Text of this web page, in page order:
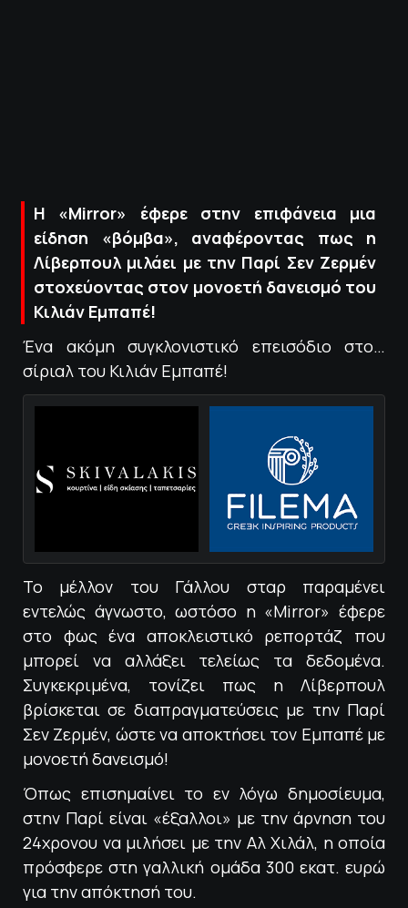
Η «Mirror» έφερε στην επιφάνεια μια
είδηση «βόμβα», αναφέροντας πως η
Λίβερπουλ μιλάει με την Παρί Σεν Ζερμέν
στοχεύοντας στον μονοετή δανεισμό του
Κιλιάν Εμπαπέ!
Ένα ακόμη συγκλονιστικό επεισόδιο στο…
σίριαλ του Κιλιάν Εμπαπέ!
Το μέλλον του Γάλλου σταρ παραμένει
εντελώς άγνωστο, ωστόσο η «Mirror» έφερε
στο φως ένα αποκλειστικό ρεπορτάζ που
μπορεί να αλλάξει τελείως τα δεδομένα.
Συγκεκριμένα, τονίζει πως η Λίβερπουλ
βρίσκεται σε διαπραγματεύσεις με την Παρί
Σεν Ζερμέν, ώστε να αποκτήσει τον Εμπαπέ με
μονοετή δανεισμό!
Όπως επισημαίνει το εν λόγω δημοσίευμα,
στην Παρί είναι «έξαλλοι» με την άρνηση του
24χρονου να μιλήσει με την Αλ Χιλάλ, η οποία
πρόσφερε στη γαλλική ομάδα 300 εκατ. ευρώ
για την απόκτησή του.